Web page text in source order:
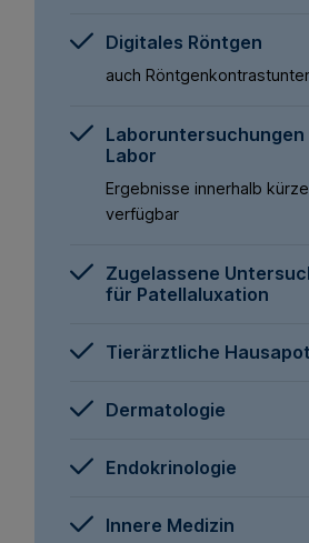
Digitales Röntgen
auch
Laboruntersuchungen
Labor
Ergebnisse innerhalb
verfügbar
Zugelassene
für Patellaluxation
Tierärztliche
Dermatologie
Endokrinologie
Innere Medizin